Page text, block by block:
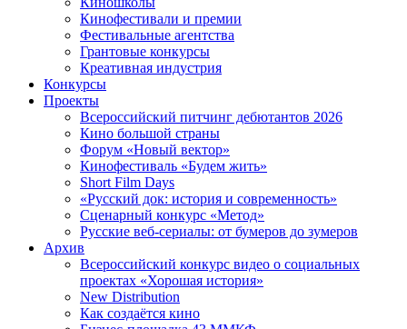
Кинофестивали и премии
Фестивальные агентства
Грантовые конкурсы
Креативная индустрия
Конкурсы
Проекты
Всероссийский питчинг дебютантов 2026
Кино большой страны
Форум «Новый вектор»
Кинофестиваль «Будем жить»
Short Film Days
«Русский док: история и современность»
Сценарный конкурс «Метод»
Русские веб-сериалы: от бумеров до зумеров
Архив
Всероссийский конкурс видео о социальных
проектах «Хорошая история»
New Distribution
Как создаётся кино